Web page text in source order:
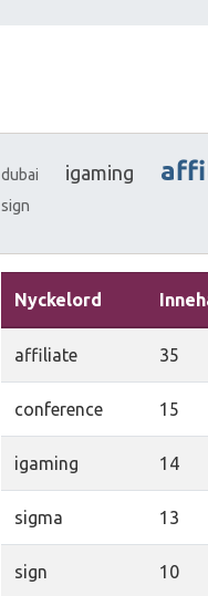
dubai igaming
sign
Nyckelord
affiliate 35
conference 15
igaming 14
sigma 13
sign 10